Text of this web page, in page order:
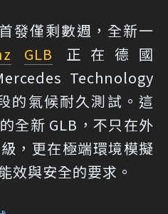
發僅剩數週，全新一
GLB 正在德國
Technology
的氣候耐久測試。這
全新 GLB，不只在外
，更在極端環境模擬
效與安全的要求。